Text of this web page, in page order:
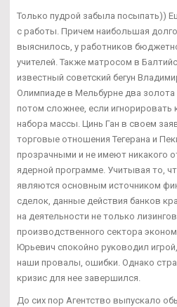
Только пудрой забыла посыпать))
с работы. Причем наибольшая
выяснилось, у работников
учителей. Также матросом в
известный советский бегун
Олимпиаде в Мельбурне два золота
потом сложнее, если
набора массы. Цинь Ган в своем
торговые отношения Тегерана и
прозрачными и не имеют никакого
ядерной программе. Учитывая то,
являются основным источником
сделок, данные действия банков
на деятельности не только
производственного сектора
Юрьевич спокойно руководил
наши провалы, ошибки. Однако
кризис для нее завершился.
До сих пор Агентство выпускало